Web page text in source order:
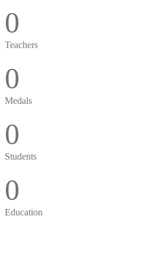
0
Teachers
0
Medals
0
Students
0
Education